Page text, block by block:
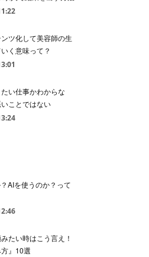
ツ化して美容師の生
く意味って？
い仕事かわからな
ことではない
AIを使うのか？って
たい時はこう言え！
方』10選